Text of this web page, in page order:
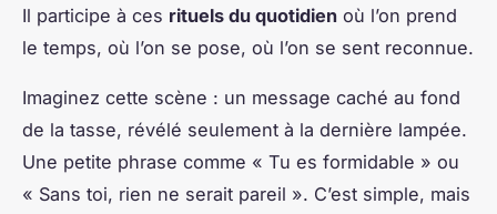
Il participe à ces rituels du quotidien où l’on prend
le temps, où l’on se pose, où l’on se sent reconnue.
Imaginez cette scène : un message caché au fond
de la tasse, révélé seulement à la dernière lampée.
Une petite phrase comme « Tu es formidable » ou
« Sans toi, rien ne serait pareil ». C’est simple, mais